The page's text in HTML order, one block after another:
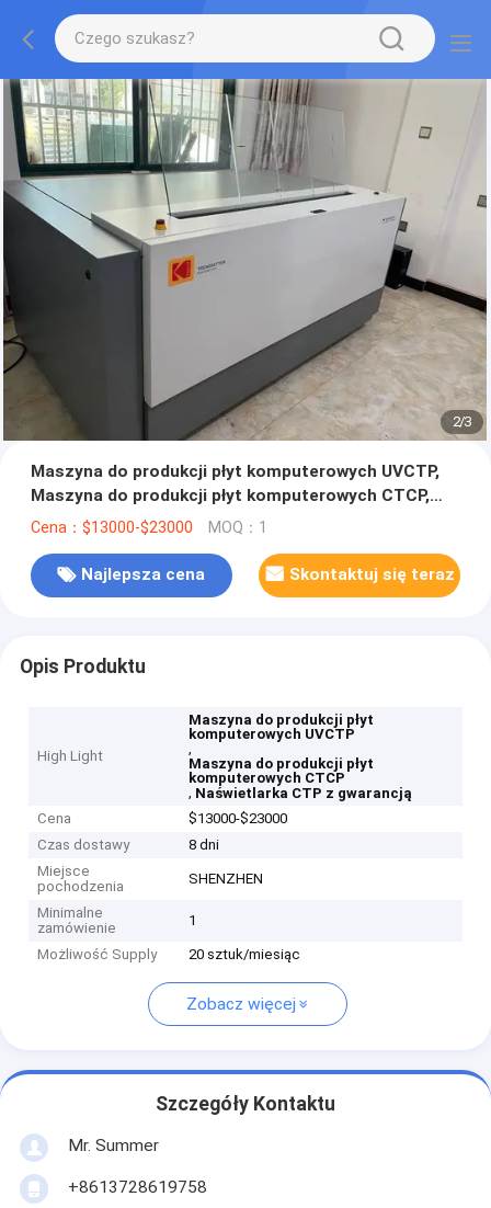
2/3
Maszyna do produkcji płyt komputerowych UVCTP,
Maszyna do produkcji płyt komputerowych CTCP,
Maszyna do produkcji płyt komputerowych CTCP,
Cena：$13000-$23000 MOQ：1
Najlepsza cena Skontaktuj się teraz
Opis Produktu
High Light
Maszyna do produkcji płyt
komputerowych UVCTP
,
Maszyna do produkcji płyt
komputerowych CTCP
, Naświetlarka CTP z gwarancją
Cena
$13000-$23000
Czas dostawy
8 dni
Miejsce
pochodzenia
SHENZHEN
Minimalne
zamówienie
1
Możliwość Supply 20 sztuk/miesiąc
Zobacz więcej
Szczegóły Kontaktu
Mr. Summer
+8613728619758